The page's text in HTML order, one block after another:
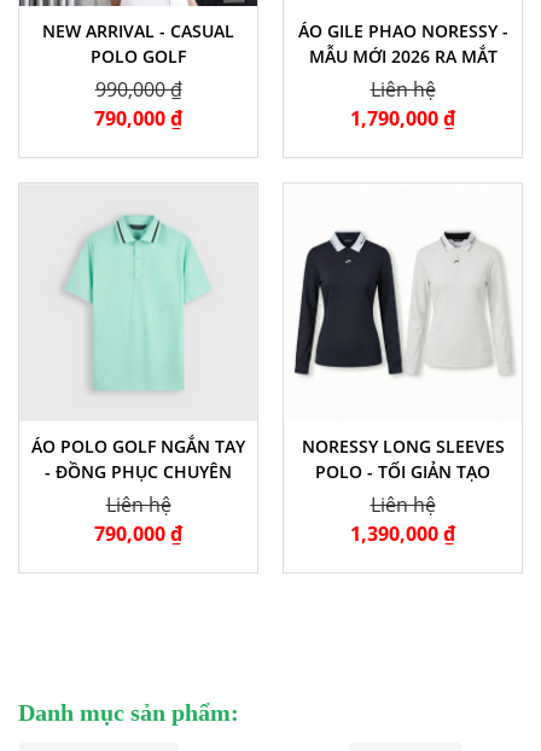
NEW ARRIVAL - CASUAL
POLO GOLF
990,000 ₫
790,000 ₫
ÁO GILE PHAO NORESSY -
MẪU MỚI 2026 RA MẮT
Liên hệ
1,790,000 ₫
ÁO POLO GOLF NGẮN TAY
- ĐỒNG PHỤC CHUYÊN
NGHIỆP
Liên hệ
790,000 ₫
NORESSY LONG SLEEVES
POLO - TỐI GIẢN TẠO
NÊN ĐẲNG CẤP
Liên hệ
1,390,000 ₫
Danh mục sản phẩm: